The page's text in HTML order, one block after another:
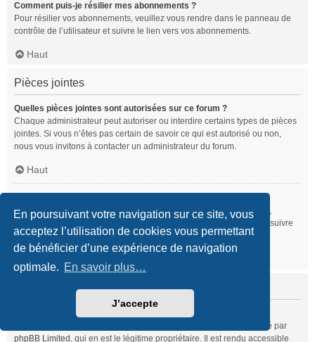
En poursuivant votre navigation sur ce site, vous
acceptez l’utilisation de cookies vous permettant
de bénéficier d’une expérience de navigation
optimale. En savoir plus…
J’accepte
Comment puis-je résilier mes abonnements ?
Pour résilier vos abonnements, veuillez vous rendre dans le panneau de
contrôle de l’utilisateur et suivre le lien vers vos abonnements.
Haut
Pièces jointes
Quelles pièces jointes sont autorisées sur ce forum ?
Chaque administrateur peut autoriser ou interdire certains types de pièces
jointes. Si vous n’êtes pas certain de savoir ce qui est autorisé ou non,
nous vous invitons à contacter un administrateur du forum.
Haut
Pour retrouver la liste des pièces jointes que vous avez transférées,
veuillez vous rendre dans le panneau de contrôle de l’utilisateur et suivre
les liens vers la section des pièces jointes.
À propos de phpBB
Qui a développé ce logiciel de forum de discussions ?
Ce programme (dans sa forme non modifiée) est produit et distribué par
phpBB Limited , qui en est le légitime propriétaire. Il est rendu accessible